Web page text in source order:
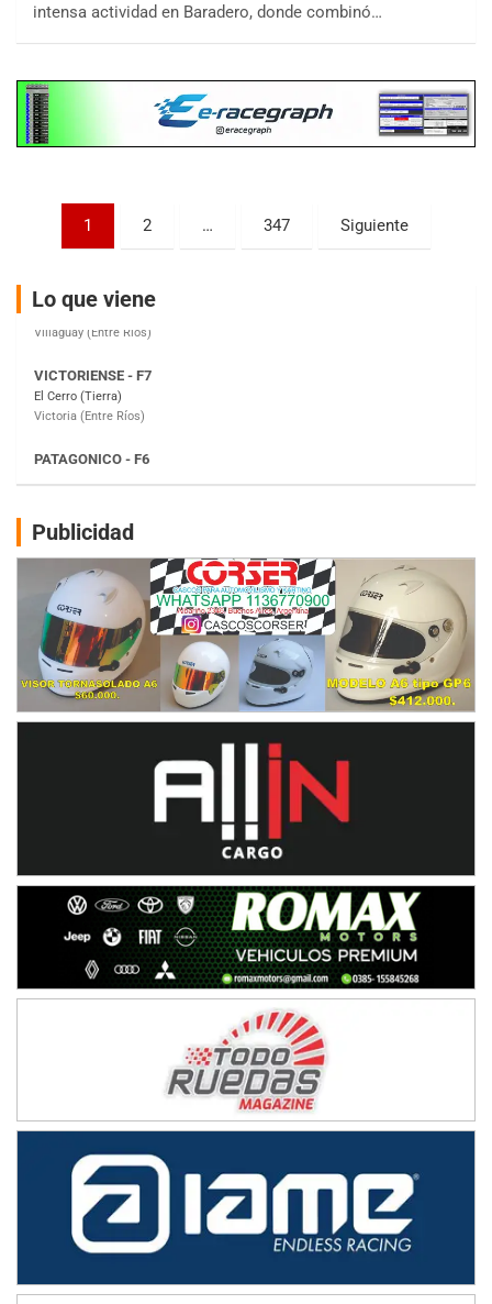
intensa actividad en Baradero, donde combinó…
Paginación
entradas
1 2 … 347 Siguiente
Lo que viene
IAME SERIES ARGENTINA 6
Ramiro Tot (Asfalto)
KDO - F6
Ciudad de Trenque Lauquen (Asfalto)
Trenque Lauquen (Buenos Aires)
Villaguay (Entre Ríos)
El Cerro (Tierra)
Victoria (Entre Ríos)
Moto Club Reginense (Tierra)
Gral. E. Godoy (Río Negro)
Juventud Unida (Tierra)
Humboldt (Santa Fe)
NORESTE SANTAFESINO - F6
Ciudad de Avellaneda (Asfalto)
Avellaneda (Santa Fe)
SUR SANTAFESINO - F4
José Samuel Sánchez (Tierra)
Rufino (Santa Fe)
TUCUMANO - F5
Juan Navarro (Asfalto)
COBERTURA ESPECIAL DE E-KART.COM.AR
Baradero (Buenos Aires)
KDO - F6
Ciudad de Trenque Lauquen (Asfalto)
Trenque Lauquen (Buenos Aires)
ENTRERRIANO - F6 (POSTERGADA)
Victoria (Entre Ríos)
PATAGONICO - F6
Moto Club Reginense (Tierra)
Gral. E. Godoy (Río Negro)
CSK - F7
Humboldt (Santa Fe)
Publicidad